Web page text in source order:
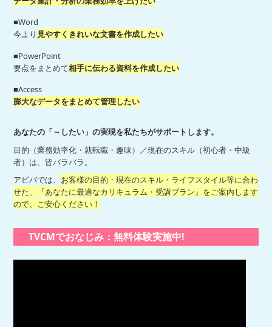
■Word
今より 見やすくきれいな文書を作成したい
■PowerPoint
要点をまとめて相手に伝わる資料を作成したい
■Access
膨大なデータをまとめて管理したい
あなたの「～したい」の実現を私たちがサポートします。
目的（業務効率化・就転職・趣味）／現在のスキル（初心者・中級
者）は、皆バラバラ。
アビバでは、 お客様の目的・現在のスキル・ライフスタイル等に合わ
せた、『あなたに最適なカリキュラム・受講プラン』をご案内します
ので、ご安心ください！
TVCMでおなじみ：無料体験実施中!